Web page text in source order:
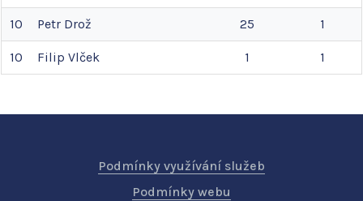
10 Petr Drož 25 1
10 Filip Vlček 1 1
Podmínky využívání služeb
Podmínky webu